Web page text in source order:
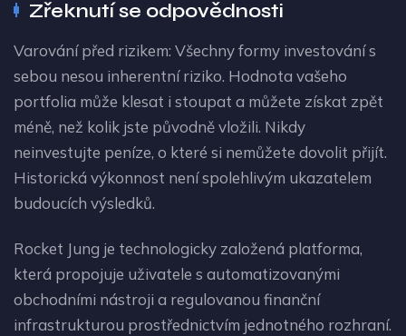
Zřeknutí se odpovědnosti
Varování před rizikem: Všechny formy investování s
sebou nesou inherentní riziko. Hodnota vašeho
portfolia může klesat i stoupat a můžete získat zpět
méně, než kolik jste původně vložili. Nikdy
neinvestujte peníze, o které si nemůžete dovolit přijít.
Historická výkonnost není spolehlivým ukazatelem
budoucích výsledků.
Rocket Jung je technologicky založená platforma,
která propojuje uživatele s automatizovanými
obchodními nástroji a regulovanou finanční
infrastrukturou prostřednictvím jednotného rozhraní.